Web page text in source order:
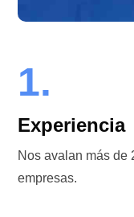
1.
Experiencia
Nos avalan más de
empresas.